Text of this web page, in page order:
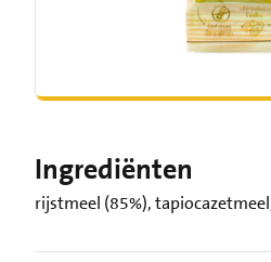
Ingrediënten
rijstmeel (85%),